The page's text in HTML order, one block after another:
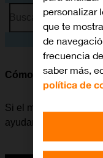
Busca por problema
Cómo reiniciar el
Si el móvil funciona
ayudar el reiniciarlo.
personalizar
que te
de
frecuencia
saber más,
política de